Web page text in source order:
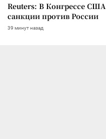
Reuters: В Конгрессе
санкции против России
39 минут назад